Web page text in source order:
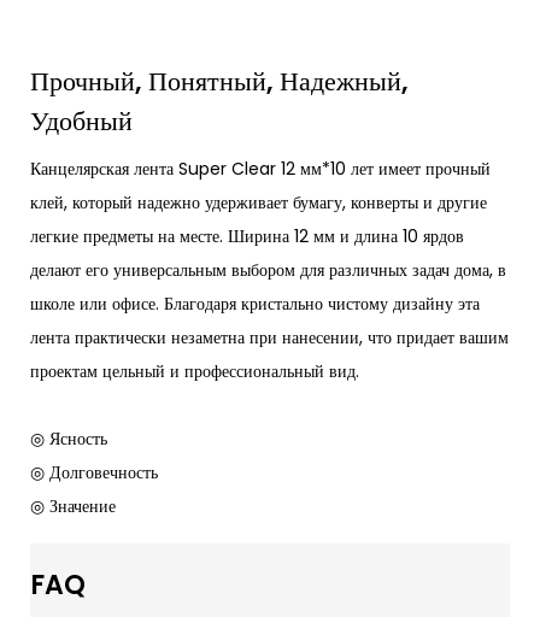
Прочный, Понятный, Надежный,
Удобный
Канцелярская лента Super Clear 12 мм*10 лет имеет прочный
клей, который надежно удерживает бумагу, конверты и другие
легкие предметы на месте. Ширина 12 мм и длина 10 ярдов
делают его универсальным выбором для различных задач дома, в
школе или офисе. Благодаря кристально чистому дизайну эта
лента практически незаметна при нанесении, что придает вашим
проектам цельный и профессиональный вид.
◎ Ясность
◎ Долговечность
◎ Значение
FAQ